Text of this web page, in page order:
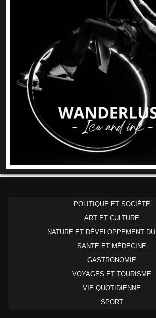
POLITIQUE ET SOCIÉTÉ
ART ET CULTURE
NATURE ET DÉVELOPPEMENT
SANTÉ ET MÉDECINE
GASTRONOMIE
VOYAGES ET TOURISME
VIE QUOTIDIENNE
SPORT